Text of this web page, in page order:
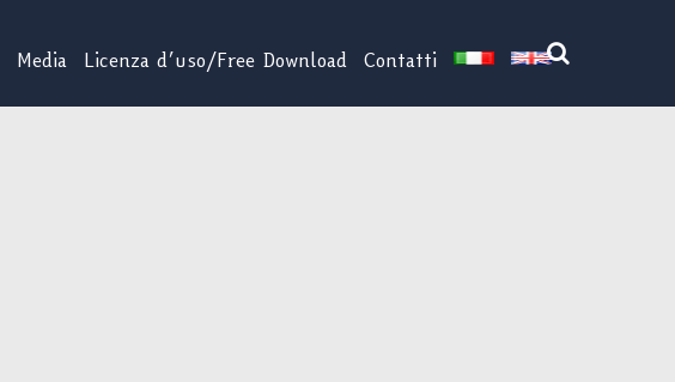
Media Licenza d’uso/Free Download Contatti